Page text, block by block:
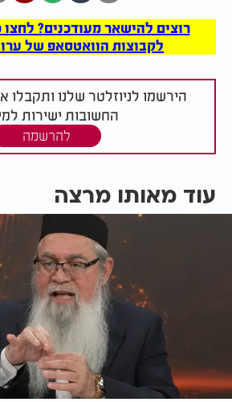
רוצים להישאר מעודכנים?
לקבוצות הוואטסאפ של ערוץ 2000
הירשמו לניוזלטר שלנו
החשובות ישירות
להרשמה
עוד מאותו מרצה